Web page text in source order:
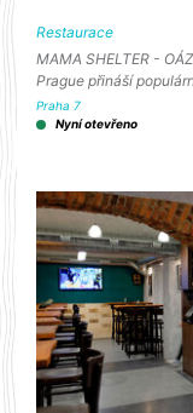
Restaurace
MAMA SHELTER -
Prague přináší
Praha 7
Nyní otevřeno